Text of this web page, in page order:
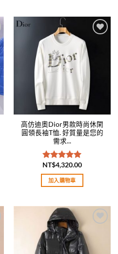
wishlist
高仿迪奧Dior男款時尚休閑
圓領長袖T恤. 好質量是您的
需求...
評分5.00
滿分 5
NT$4,320.00
加入購物車
wishlist